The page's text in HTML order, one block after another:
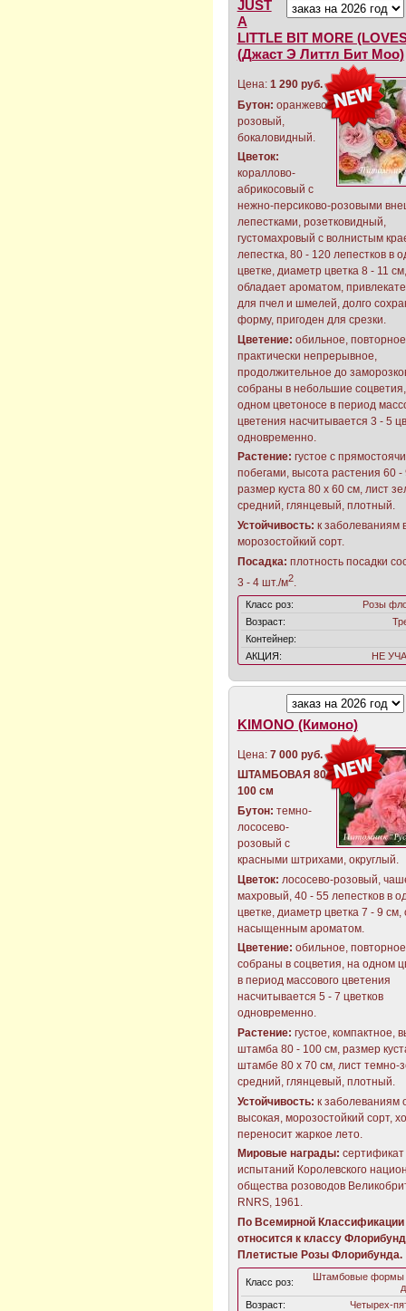
JUST
A
LITTLE BIT MORE
(Джаст Э Литтл Бит Моо)
Цена: 1 290 руб.
Бутон: оранжево-
розовый,
бокаловидный.
Цветок:
кораллово-
абрикосовый с
нежно-персиково-розовыми
лепестками, розетковидный,
густомахровый с волнистым
лепестка, 80 - 120 лепестков в
цветке, диаметр цветка 8 - 11 см,
обладает ароматом,
для пчел и шмелей, долго
форму, пригоден для срезки.
Цветение: обильное,
практически непрерывное,
продолжительное до
собраны в небольшие
одном цветоносе в период
цветения насчитывается 3 - 5
одновременно.
Растение: густое с
побегами, высота растения 60 -
размер куста 80 х 60 см, лист
средний, глянцевый, плотный.
Устойчивость: к заболеваниям
морозостойкий сорт.
Посадка: плотность посадки
3 - 4 шт./м2.
Класс роз:
Розы
Возраст:
Контейнер:
АКЦИЯ:
НЕ
KIMONO (Кимоно)
Цена: 7 000 руб.
ШТАМБОВАЯ 80 -
100 см
Бутон: темно-
лососево-
розовый с
красными штрихами, округлый.
Цветок: лососево-розовый,
махровый, 40 - 55 лепестков в
цветке, диаметр цветка 7 - 9 см,
насыщенным ароматом.
Цветение: обильное,
собраны в соцветия, на одном
в период массового цветения
насчитывается 5 - 7 цветков
одновременно.
Растение: густое, компактное,
штамба 80 - 100 см, размер
штамбе 80 х 70 см, лист темно-
средний, глянцевый, плотный.
Устойчивость: к заболеваниям
высокая, морозостойкий сорт,
переносит жаркое лето.
Мировые награды: сертификат
испытаний Королевского
общества розоводов
RNRS, 1961.
По Всемирной Классификации
относится к классу
Плетистые Розы Флорибунда.
Класс роз:
Штамбовые формы
Возраст:
Четырех-